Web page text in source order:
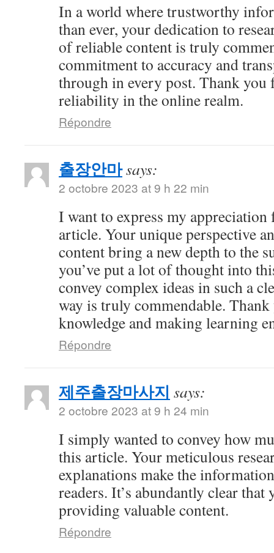
In a world where trustworthy
than ever, your dedication to
of reliable content is truly
commitment to accuracy and
through in every post. Thank you
reliability in the online realm.
Répondre
출장안마says:
2 octobre 2023 at 9 h 22 min
I want to express my
article. Your unique perspective
content bring a new depth to the
you’ve put a lot of thought into
convey complex ideas in such a
way is truly commendable.
knowledge and making learning
Répondre
제주출장마사지 says:
2 octobre 2023 at 9 h 24 min
I simply wanted to convey how
this article. Your meticulous
explanations make the
readers. It’s abundantly clear that
providing valuable content.
Répondre